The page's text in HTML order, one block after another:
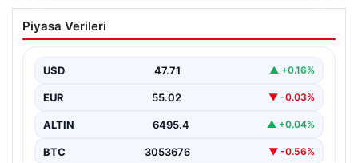
Altın fiyatları canlı 8 Nisan 2026: Altın
fiyatları ne kadar oldu? Gram, çeyrek,
fiyatları
Piyasa Verileri
USD 47.71 ▲ +0.16%
EUR 55.02 ▼ -0.03%
ALTIN 6495.4 ▲ +0.04%
BTC 3053676 ▼ -0.56%